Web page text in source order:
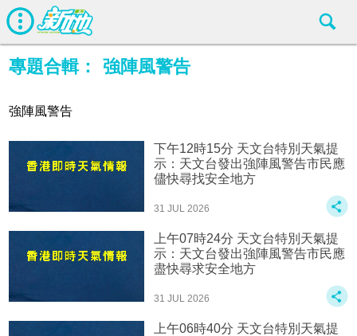
專題合輯： 強陣風警告
強陣風警告
下午12時15分 天文台特別天氣提
示：天文台發出強陣風警告市民應
儘快尋找安全地方
31 JUL 2026
上午07時24分 天文台特別天氣提
示：天文台發出強陣風警告市民應
盡快尋求安全地方
31 JUL 2026
上午06時40分 天文台特別天氣提